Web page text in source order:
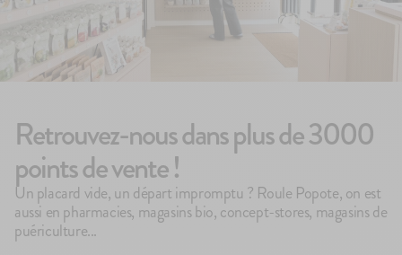
Retrouvez-nous dans plus de 3000
points de vente !
Un placard vide, un départ impromptu ? Roule Popote, on est
aussi en pharmacies, magasins bio, concept-stores, magasins de
puériculture...